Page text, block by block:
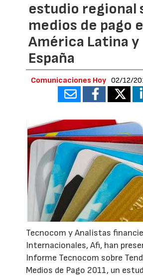
estudio regional
medios de pago
América Latina y
España
Comunicaciones Hoy 02/12/
Tecnocom y Analistas
Internacionales, Afi, han
Informe Tecnocom sobre
Medios de Pago 2011, un